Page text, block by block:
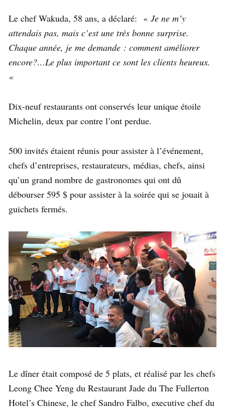
Le chef Wakuda, 58 ans, a déclaré: « Je ne m’y
attendais pas, mais c’est une très bonne surprise.
Chaque année, je me demande : comment améliorer
encore?…Le plus important ce sont les clients heureux.
«
Dix-neuf restaurants ont conservés leur unique étoile
Michelin, deux par contre l’ont perdue.
500 invités étaient réunis pour assister à l’événement,
chefs d’entreprises, restaurateurs, médias, chefs, ainsi
qu’un grand nombre de gastronomes qui ont dû
débourser 595 $ pour assister à la soirée qui se jouait à
guichets fermés.
Le dîner était composé de 5 plats, et réalisé par les chefs
Leong Chee Yeng du Restaurant Jade du The Fullerton
Hotel’s Chinese, le chef Sandro Falbo, executive chef du